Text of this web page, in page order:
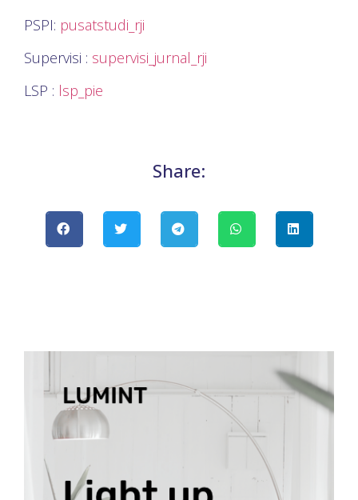
PSPI: pusatstudi_rji
Supervisi : supervisi_jurnal_rji
LSP : lsp_pie
Share: